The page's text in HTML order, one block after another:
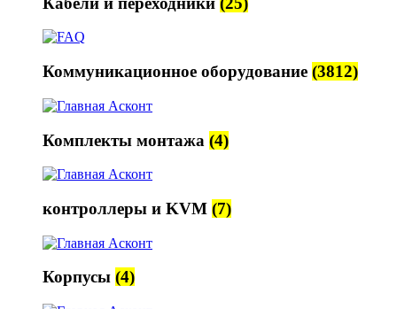
Коммуникационное оборудование (3812)
Комплекты монтажа (4)
контроллеры и KVM (7)
Корпусы (4)